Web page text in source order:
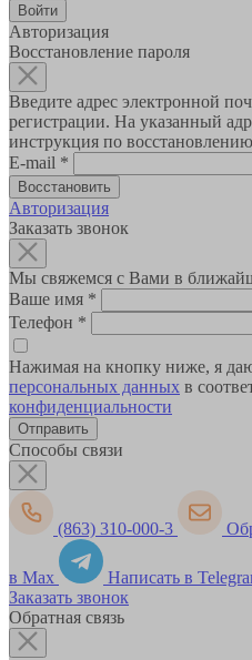
Авторизация
Восстановление пароля
Введите адрес электронной
регистрации. На указанный
инструкция по
E-mail *
Авторизация
Заказать звонок
Мы свяжемся с Вами в
Ваше имя *
Телефон *
Нажимая на кнопку ниже, я
персональных данных в
конфиденциальности
Способы связи
(863) 310-000-3
в Max
Написать в
Заказать звонок
Обратная связь